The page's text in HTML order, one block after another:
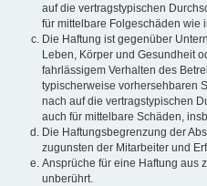
auf die vertragstypischen
für mittelbare Folgeschäden wie
Die Haftung ist gegenüber
Leben, Körper und Gesundheit
fahrlässigem Verhalten des
typischerweise vorhersehbaren
nach auf die vertragstypischen
auch für mittelbare Schäden,
Die Haftungsbegrenzung der
zugunsten der Mitarbeiter und
Ansprüche für eine Haftung aus
unberührt.